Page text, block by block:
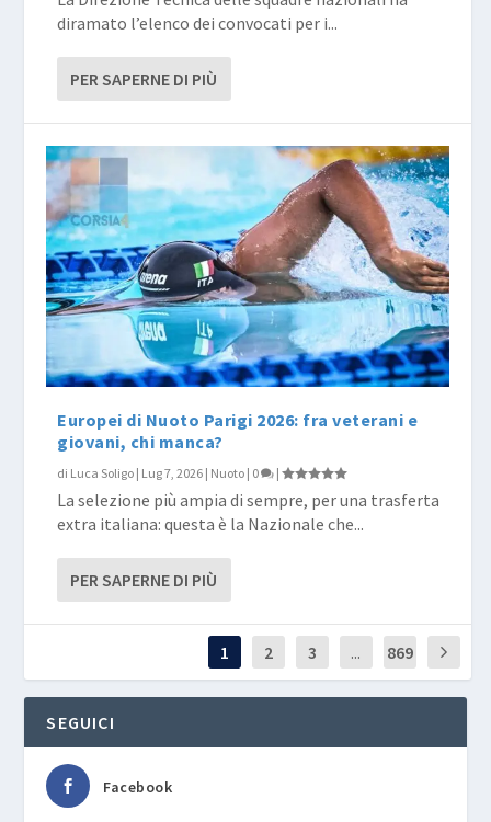
diramato l’elenco dei convocati per i...
PER SAPERNE DI PIÙ
Europei di Nuoto Parigi 2026: fra veterani e
giovani, chi manca?
di Luca Soligo | Lug 7, 2026 | Nuoto | 0 |
La selezione più ampia di sempre, per una trasferta
extra italiana: questa è la Nazionale che...
PER SAPERNE DI PIÙ
1 2 3 ... 869
SEGUICI
Facebook